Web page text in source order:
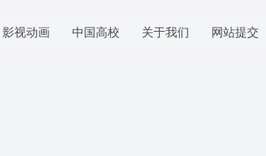
影视动画 中国高校 关于我们 网站提交